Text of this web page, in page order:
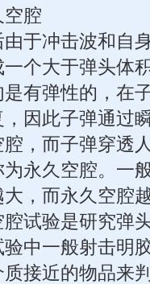
腔
于冲击波和自
个大于弹头体
有弹性的，在
因此子弹通过
，而子弹穿透
永久空腔。一
，而永久空腔
试验是研究弹
中一般射击明
接近的物品来